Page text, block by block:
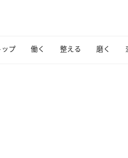
ップ 働く 整える 磨く